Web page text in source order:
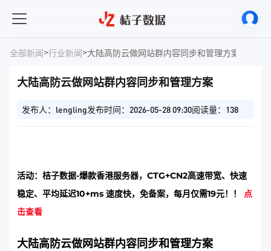
全部新闻>行业新闻>大陆高防云做网站群内容同步和管理方案
大陆高防云做网站群内容同步和管理方案
发布人：lengling发布时间：2026-05-28 09:30阅读量：138
活动：桔子数据-爆款香港服务器，CTG+CN2高速带宽、快速
稳定、平均延迟10+ms 速度快，免备案，每月仅需19元！！ 点
击查看
大陆高防云做网站群内容同步和管理方案